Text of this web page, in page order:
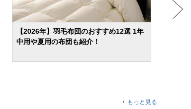
【2026年】羽毛布団のおすすめ12選 1年
中用や夏用の布団も紹介！
もっと見る